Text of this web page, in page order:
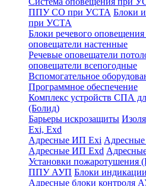
ППУ СО при УСТА Блоки
при УСТА
Блоки речевого
оповещатели настенные
Речевые оповещатели
оповещатели всепогодные
Вспомогательное
Программное обеспечение
Комплекс устройств СПА
(Болид)
Барьеры искрозащиты
Exi, Exd
Адресные ИП Exi
Адресные ИП Exd
Установки пожаротушения
ППУ АУП Блоки
Адресные блоки контроля